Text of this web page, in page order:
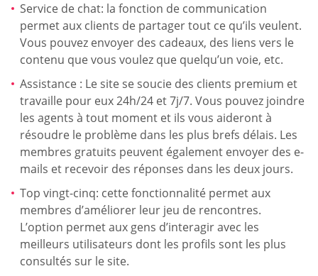
Service de chat: la fonction de communication
permet aux clients de partager tout ce qu’ils veulent.
Vous pouvez envoyer des cadeaux, des liens vers le
contenu que vous voulez que quelqu’un voie, etc.
Assistance : Le site se soucie des clients premium et
travaille pour eux 24h/24 et 7j/7. Vous pouvez joindre
les agents à tout moment et ils vous aideront à
résoudre le problème dans les plus brefs délais. Les
membres gratuits peuvent également envoyer des e-
mails et recevoir des réponses dans les deux jours.
Top vingt-cinq: cette fonctionnalité permet aux
membres d’améliorer leur jeu de rencontres.
L’option permet aux gens d’interagir avec les
meilleurs utilisateurs dont les profils sont les plus
consultés sur le site.